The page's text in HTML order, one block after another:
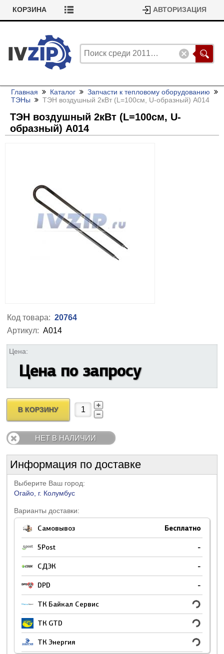
КОРЗИНА АВТОРИЗАЦИЯ
Главная Каталог
Запчасти к тепловому оборудованию
ТЭНы
ТЭН воздушный 2кВт (L=100см, U-образный) А014
ТЭН воздушный 2кВт (L=100см, U-
образный) А014
Код товара: 20764
Артикул: А014
Цена:
Цена по запросу
В КОРЗИНУ
НЕТ В НАЛИЧИИ
Информация по доставке
Выберите Ваш город:
Огайо, г. Колумбус
Варианты доставки:
Самовывоз Бесплатно
5Post -
СДЭК -
DPD -
ТК Байкал Сервис
ТК GTD
ТК Энергия